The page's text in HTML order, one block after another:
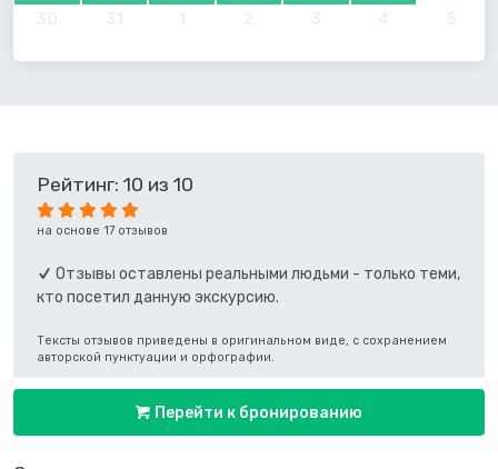
Рейтинг: 10 из 10
на основе 17 отзывов
Отзывы оставлены реальными людьми - только теми,
кто посетил данную экскурсию.
Тексты отзывов приведены в оригинальном виде, с сохранением
авторской пунктуации и орфографии.
Перейти к бронированию